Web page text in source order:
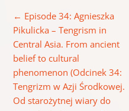
← Episode 34: Agnieszka
Pikulicka – Tengrism in
Central Asia. From ancient
belief to cultural
phenomenon (Odcinek 34:
Tengrizm w Azji Środkowej.
Od starożytnej wiary do